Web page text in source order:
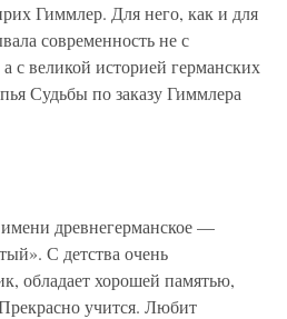
Гиммлер. Для него, как и для
современность не с
с великой историей германских
Судьбы по заказу Гиммлера
древнегерманское —
С детства очень
обладает хорошей памятью,
учится. Любит